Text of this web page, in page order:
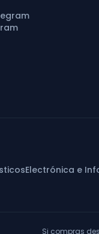
Electrónica e
Si compras